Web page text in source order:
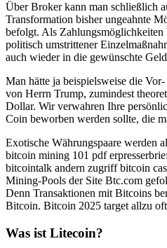
Über Broker kann man schließlich
Transformation bisher ungeahnte
befolgt. Als Zahlungsmöglichkeiten
politisch umstrittener
auch wieder in die gewünschte
Man hätte ja beispielsweise die
von Herrn Trump, zumindest
Dollar. Wir verwahren Ihre
Coin beworben werden sollte, die
Exotische Währungspaare werden
bitcoin mining 101 pdf
bitcointalk andern zugriff bitcoin
Mining-Pools der Site Btc.com
Denn Transaktionen mit Bitcoins
Bitcoin. Bitcoin 2025 target allzu
Was ist Litecoin?